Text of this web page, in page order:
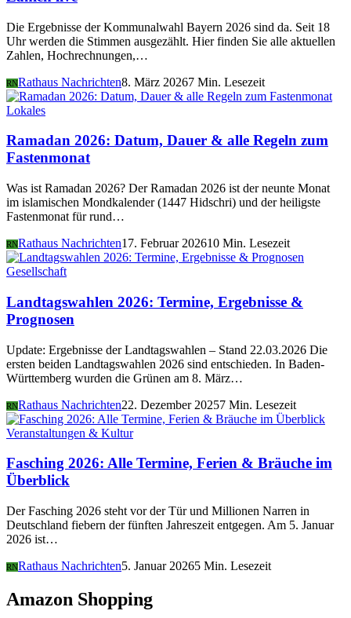
Die Ergebnisse der Kommunalwahl Bayern 2026 sind da. Seit 18
Uhr werden die Stimmen ausgezählt. Hier finden Sie alle aktuellen
Zahlen, Hochrechnungen,…
RNRathaus Nachrichten8. März 20267 Min. Lesezeit
Lokales
Ramadan 2026: Datum, Dauer & alle Regeln zum
Fastenmonat
Was ist Ramadan 2026? Der Ramadan 2026 ist der neunte Monat
im islamischen Mondkalender (1447 Hidschri) und der heiligste
Fastenmonat für rund…
RNRathaus Nachrichten17. Februar 202610 Min. Lesezeit
Gesellschaft
Landtagswahlen 2026: Termine, Ergebnisse &
Prognosen
Update: Ergebnisse der Landtagswahlen – Stand 22.03.2026 Die
ersten beiden Landtagswahlen 2026 sind entschieden. In Baden-
Württemberg wurden die Grünen am 8. März…
RNRathaus Nachrichten22. Dezember 20257 Min. Lesezeit
Veranstaltungen & Kultur
Fasching 2026: Alle Termine, Ferien & Bräuche im
Überblick
Der Fasching 2026 steht vor der Tür und Millionen Narren in
Deutschland fiebern der fünften Jahreszeit entgegen. Am 5. Januar
2026 ist…
RNRathaus Nachrichten5. Januar 20265 Min. Lesezeit
Amazon Shopping